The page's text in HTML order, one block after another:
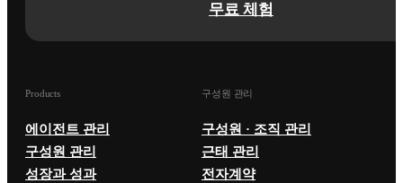
무료 체험
Products
에이전트 관리
구성원 관리
성장과 성과
구성원 관리
구성원 · 조직 관리
근태 관리
전자계약